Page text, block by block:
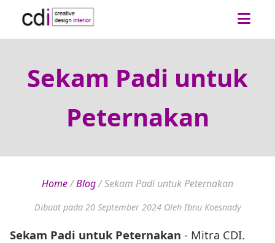
Sekam Padi untuk
Peternakan
Home/Blog/Sekam Padi untuk Peternakan
Dibuat pada 20 September 2024 Oleh Ibnu Koesnady
Sekam Padi untuk Peternakan - Mitra CDI.